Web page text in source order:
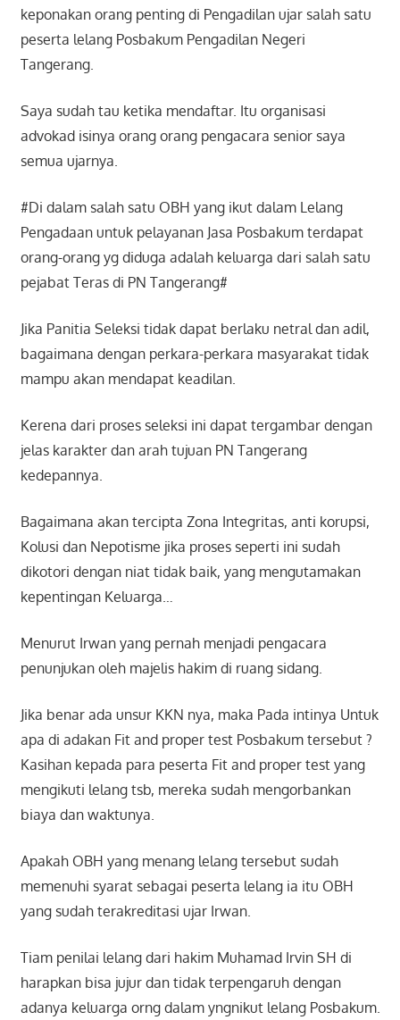
keponakan orang penting di Pengadilan ujar salah satu
peserta lelang Posbakum Pengadilan Negeri
Tangerang.
Saya sudah tau ketika mendaftar. Itu organisasi
advokad isinya orang orang pengacara senior saya
semua ujarnya.
#Di dalam salah satu OBH yang ikut dalam Lelang
Pengadaan untuk pelayanan Jasa Posbakum terdapat
orang-orang yg diduga adalah keluarga dari salah satu
pejabat Teras di PN Tangerang#
Jika Panitia Seleksi tidak dapat berlaku netral dan adil,
bagaimana dengan perkara-perkara masyarakat tidak
mampu akan mendapat keadilan.
Kerena dari proses seleksi ini dapat tergambar dengan
jelas karakter dan arah tujuan PN Tangerang
kedepannya.
Bagaimana akan tercipta Zona Integritas, anti korupsi,
Kolusi dan Nepotisme jika proses seperti ini sudah
dikotori dengan niat tidak baik, yang mengutamakan
kepentingan Keluarga…
Menurut Irwan yang pernah menjadi pengacara
penunjukan oleh majelis hakim di ruang sidang.
Jika benar ada unsur KKN nya, maka Pada intinya Untuk
apa di adakan Fit and proper test Posbakum tersebut ?
Kasihan kepada para peserta Fit and proper test yang
mengikuti lelang tsb, mereka sudah mengorbankan
biaya dan waktunya.
Apakah OBH yang menang lelang tersebut sudah
memenuhi syarat sebagai peserta lelang ia itu OBH
yang sudah terakreditasi ujar Irwan.
Tiam penilai lelang dari hakim Muhamad Irvin SH di
harapkan bisa jujur dan tidak terpengaruh dengan
adanya keluarga orng dalam yngnikut lelang Posbakum.